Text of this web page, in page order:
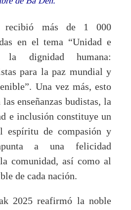
recibió más de 1 000
en el tema “Unidad e
la dignidad humana:
para la paz mundial y
Una vez más, esto
enseñanzas budistas, la
e inclusión constituye un
espíritu de compasión y
a una felicidad
comunidad, así como al
de cada nación.
2025 reafirmó la noble